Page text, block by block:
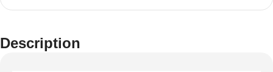
Description